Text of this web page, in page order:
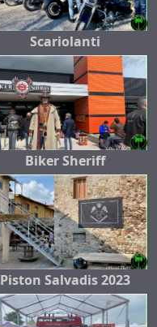
Scariolanti
Biker Sheriff
Piston Salvadis 2023